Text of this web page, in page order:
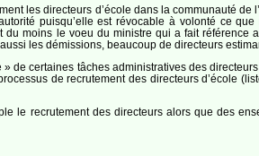
les directeurs d’école dans la communauté
puisqu’elle est révocable à volonté ce
du moins le voeu du ministre qui a fait
les démissions, beaucoup de directeurs
de certaines tâches administratives des
de recrutement des directeurs d’école
le recrutement des directeurs alors que des